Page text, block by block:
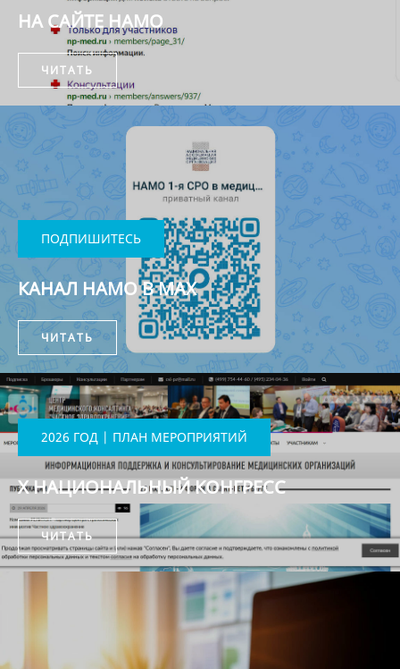
НА САЙТЕ НАМО
ЧИТАТЬ
ПОДПИШИТЕСЬ
КАНАЛ НАМО В MAX
ЧИТАТЬ
2026 ГОД | ПЛАН МЕРОПРИЯТИЙ
X НАЦИОНАЛЬНЫЙ КОНГРЕСС
ЧИТАТЬ